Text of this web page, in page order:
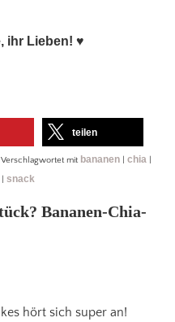
ihr Lieben! ♥
teilen
Verschlagwortet mit bananen| chia|
snack
Bananen-Chia-
hört sich super an!